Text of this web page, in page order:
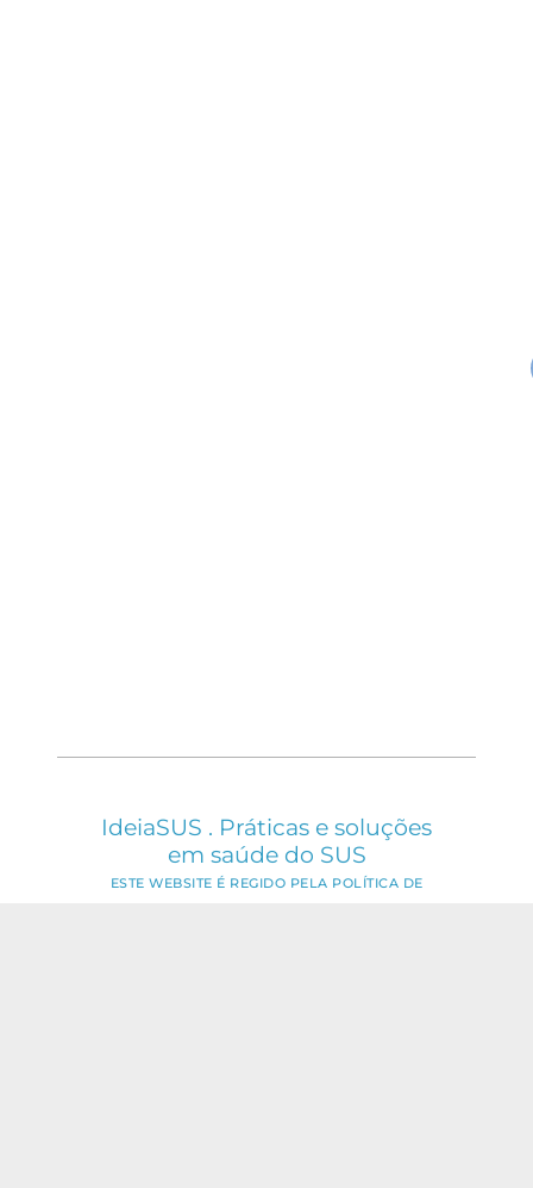
IdeiaSUS . Práticas e soluções
em saúde do SUS
ESTE WEBSITE É REGIDO PELA POLÍTICA DE